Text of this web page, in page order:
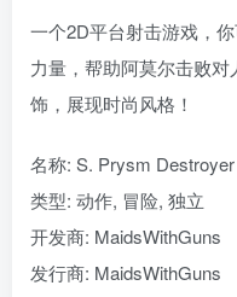
一个2D平台射击游戏，
力量，帮助阿莫尔击败
饰，展现时尚风格！
名称: S. Prysm Destroyer
类型: 动作, 冒险, 独立
开发商: MaidsWithGuns
发行商: MaidsWithGuns